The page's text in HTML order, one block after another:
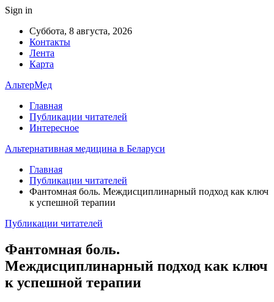
Sign in
Суббота, 8 августа, 2026
Контакты
Лента
Карта
АльтерМед
Главная
Публикации читателей
Интересное
Альтернативная медицина в Беларуси
Главная
Публикации читателей
Фантомная боль. Междисциплинарный подход как ключ
к успешной терапии
Публикации читателей
Фантомная боль.
Междисциплинарный подход как ключ
к успешной терапии